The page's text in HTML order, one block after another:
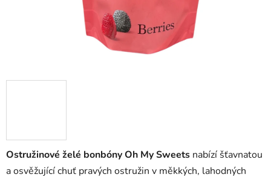
Ostružinové želé bonbóny Oh My Sweets nabízí šťavnatou
a osvěžující chuť pravých ostružin v měkkých, lahodných